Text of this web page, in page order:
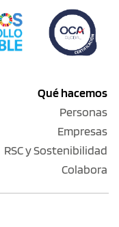
Qué hacemos
Personas
Empresas
RSC y Sostenibilidad
Colabora